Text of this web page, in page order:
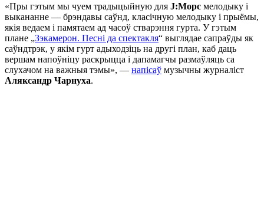
«Пры гэтым мы чуем традыцыйную для J:Морс мелодыку і
выкананне — брэндавы саўнд, класічную мелодыку і прыёмы,
якія ведаем і памятаем ад часоў стварэння гурта. У гэтым
плане „Зэкамерон. Песні да спектакля“ выглядае сапраўды як
саўндтрэк, у якім гурт адыходзіць на другі план, каб даць
вершам напоўніцу раскрыцца і дапамагчы размаўляць са
слухачом на важныя тэмы», — напісаў музычны журналіст
Аляксандр Чарнуха.